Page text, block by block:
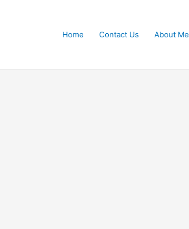
Home Contact Us About Me